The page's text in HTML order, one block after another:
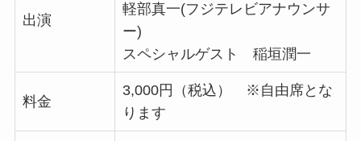
出演
軽部真一(フジテレビアナウンサ
ー)
スペシャルゲスト 稲垣潤一
料金
3,000円（税込） ※自由席とな
ります